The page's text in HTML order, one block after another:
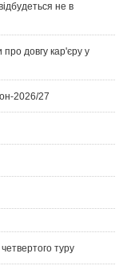
не в
довгу кар'єру у
2026/27
туру